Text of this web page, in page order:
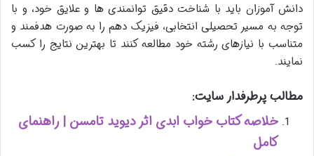
دانش آموزان باید با شناخت دقیق توانمندی ها و علایق خود، و با
توجه به مسیر تحصیلی انتخابی، فیزیک دهم را به صورت هدفمند و
متناسب با نیازهای رشته خود مطالعه کنند تا بهترین نتایج را کسب
نمایند.
مطالب پرطرفدار سایت:
خلاصه کتاب خواب ابدی اثر دیوید تامسن | راهنمای
کامل